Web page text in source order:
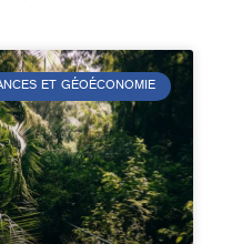
ET GÉOÉCONOMIE